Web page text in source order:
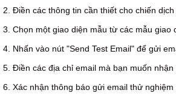
2. Điền các thông tin cần thiết cho chiến
3. Chọn một giao diện mẫu từ các mẫu giao
4. Nhấn vào nút "Send Test Email" để gửi
5. Điền các địa chỉ email mà bạn muốn
6. Xác nhận thông báo gửi email thử nghiệm